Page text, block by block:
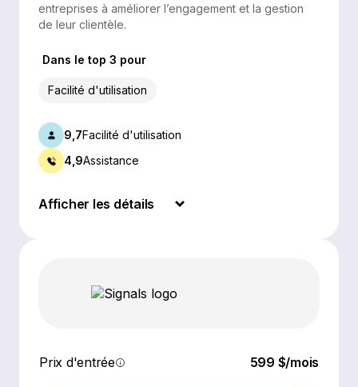
entreprises à améliorer l’engagement et la gestion
de leur clientèle.
Dans le top 3 pour
Facilité d'utilisation
9,7Facilité d'utilisation
4,9Assistance
Afficher les détails
Prix d'entrée 599 $/mois